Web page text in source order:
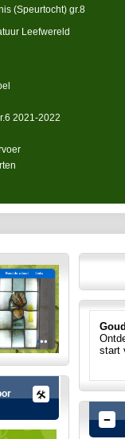
(Speurtocht) gr.8
Leefwereld
2021-2022
start